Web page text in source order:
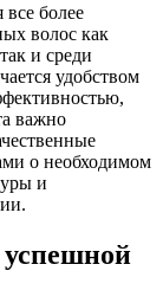
более
волос как
и среди
удобством
важно
о необходимом
и